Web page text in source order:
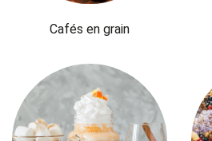
Cafés en grain